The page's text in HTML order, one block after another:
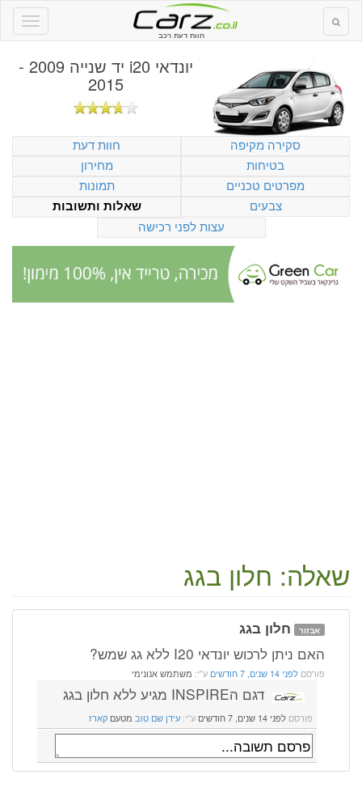
חוות דעת רכב
יונדאי i20 יד שנייה 2009 -
2015
סקירה מקיפה
חוות דעת
בטיחות
מחירון
מפרטים טכניים
תמונות
צבעים
שאלות ותשובות
עצות לפני רכישה
שאלה: חלון בגג
אבזור חלון בגג
האם ניתן לרכוש יונדאי I20 ללא גג שמש?
פורסם לפני 14 שנים, 7 חודשים ע"י: משתמש אנונימי
דגם הINSPIRE מגיע ללא חלון בגג
פורסם לפני 14 שנים, 7 חודשים ע"י: עידן שם טוב מטעם קארז